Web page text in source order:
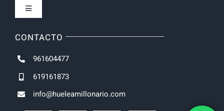
Toggle
Inicio
UNISEX
CONTACTO
961604477
619161873
info@hueleamillonario.com